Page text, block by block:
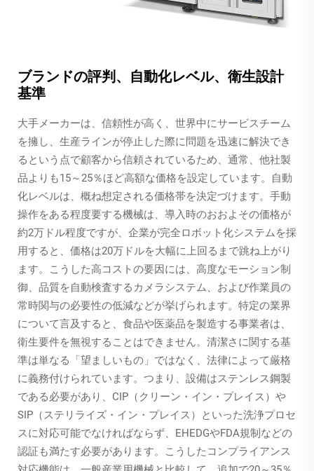
ブランドの評判、自動化レベル、衛生設計
基準
大手メーカーは、信頼性が高く、世界中にサービスチーム
を擁し、生産ラインが停止した際に問題を迅速に解決でき
るという点で顧客から信頼されているため、通常、他社製
品よりも15～25％ほど高額な価格を設定しています。自動
化レベルは、概ね想定される価格帯を決定づけます。手動
操作をある程度要する機械は、導入時のおおよその価格が
約2万ドル程度ですが、企業が完全ロボット化システムを採
用すると、価格は20万ドルを大幅に上回るまで跳ね上がり
ます。こうした高コストの要因には、高度なモーション制
御、品質を自動検査するカメラシステム、および作業員の
常時関与の必要性の低減などが挙げられます。特定の業界
について言及すると、食品や医薬品を製造する事業者は、
衛生要件を無視することはできません。清潔さに関する基
準は単なる「望ましいもの」ではなく、法律によって厳格
に義務付けられています。つまり、設備はステンレス鋼製
である必要があり、CIP（クリーン・イン・プレイス）や
SIP（ステリライズ・イン・プレイス）といった洗浄プロセ
スに対応可能でなければならず、EHEDGやFDA規制などの
認証も満たす必要があります。こうしたコンプライアンス